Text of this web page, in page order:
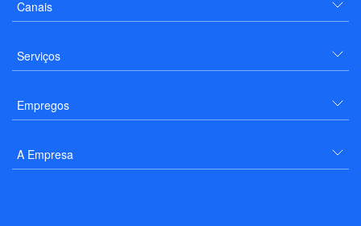
Canais
Serviços
Empregos
A Empresa